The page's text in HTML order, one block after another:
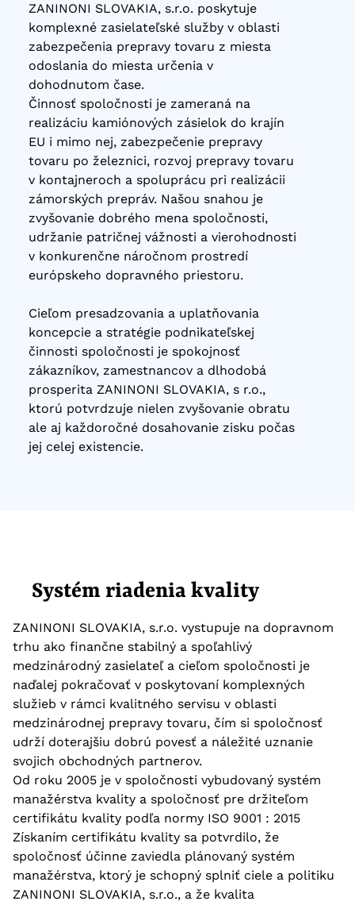
ZANINONI SLOVAKIA, s.r.o. poskytuje
komplexné zasielateľské služby v oblasti
zabezpečenia prepravy tovaru z miesta
odoslania do miesta určenia v
dohodnutom čase.
Činnosť spoločnosti je zameraná na
realizáciu kamiónových zásielok do krajín
EU i mimo nej, zabezpečenie prepravy
tovaru po železnici, rozvoj prepravy tovaru
v kontajneroch a spoluprácu pri realizácii
zámorských prepráv. Našou snahou je
zvyšovanie dobrého mena spoločnosti,
udržanie patričnej vážnosti a vierohodnosti
v konkurenčne náročnom prostredí
európskeho dopravného priestoru.
Cieľom presadzovania a uplatňovania
koncepcie a stratégie podnikateľskej
činnosti spoločnosti je spokojnosť
zákazníkov, zamestnancov a dlhodobá
prosperita ZANINONI SLOVAKIA, s r.o.,
ktorú potvrdzuje nielen zvyšovanie obratu
ale aj každoročné dosahovanie zisku počas
jej celej existencie.
Systém riadenia kvality
ZANINONI SLOVAKIA, s.r.o. vystupuje na dopravnom
trhu ako finančne stabilný a spoľahlivý
medzinárodný zasielateľ a cieľom spoločnosti je
naďalej pokračovať v poskytovaní komplexných
služieb v rámci kvalitného servisu v oblasti
medzinárodnej prepravy tovaru, čím si spoločnosť
udrží doterajšiu dobrú povesť a náležité uznanie
svojich obchodných partnerov.
Od roku 2005 je v spoločnosti vybudovaný systém
manažérstva kvality a spoločnosť pre držiteľom
certifikátu kvality podľa normy ISO 9001 : 2015
Získaním certifikátu kvality sa potvrdilo, že
spoločnosť účinne zaviedla plánovaný systém
manažérstva, ktorý je schopný splniť ciele a politiku
ZANINONI SLOVAKIA, s.r.o., a že kvalita